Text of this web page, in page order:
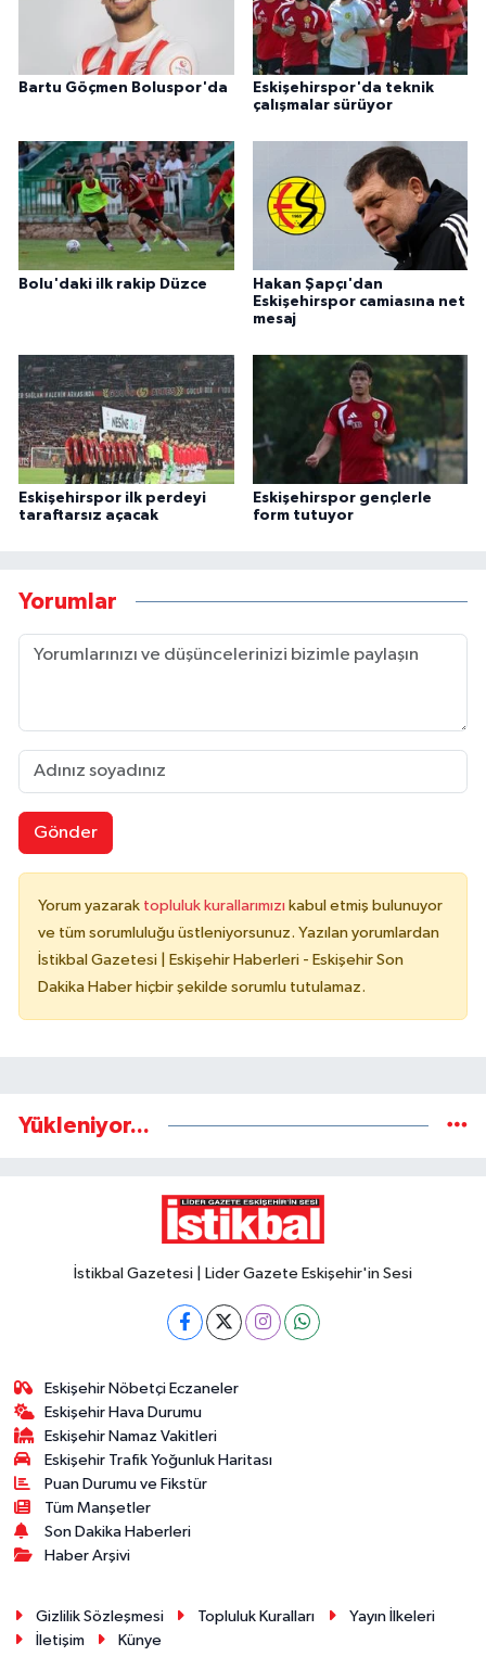
Bartu Göçmen Boluspor'da
Eskişehirspor'da teknik
çalışmalar sürüyor
Bolu'daki ilk rakip Düzce
Hakan Şapçı'dan
Eskişehirspor camiasına net
mesaj
Eskişehirspor ilk perdeyi
taraftarsız açacak
Eskişehirspor gençlerle
form tutuyor
Yorumlar
Gönder
Yorum yazarak topluluk kurallarımızı kabul etmiş bulunuyor
ve tüm sorumluluğu üstleniyorsunuz. Yazılan yorumlardan
İstikbal Gazetesi | Eskişehir Haberleri - Eskişehir Son
Dakika Haber hiçbir şekilde sorumlu tutulamaz.
Yükleniyor...
İstikbal Gazetesi | Lider Gazete Eskişehir'in Sesi
Eskişehir Nöbetçi Eczaneler
Eskişehir Hava Durumu
Eskişehir Namaz Vakitleri
Eskişehir Trafik Yoğunluk Haritası
Puan Durumu ve Fikstür
Tüm Manşetler
Son Dakika Haberleri
Haber Arşivi
Gizlilik Sözleşmesi Topluluk Kuralları
Yayın İlkeleri
İletişim
Künye